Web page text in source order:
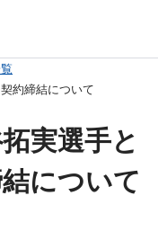
約締結について
実選手と
について